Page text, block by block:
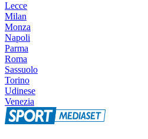
Lecce
Milan
Monza
Napoli
Parma
Roma
Sassuolo
Torino
Udinese
Venezia